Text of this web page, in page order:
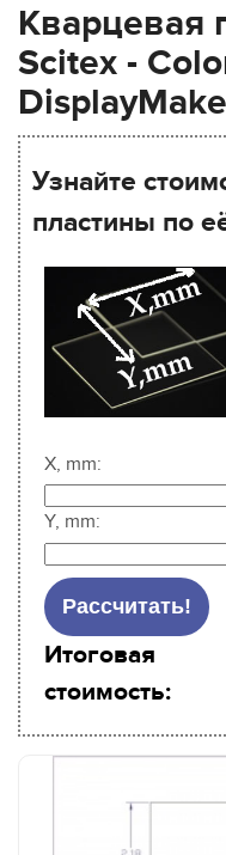
Кварцевая
Scitex -
Узнайте
пластины по
X, mm:
Y, mm:
Итоговая
стоимость: